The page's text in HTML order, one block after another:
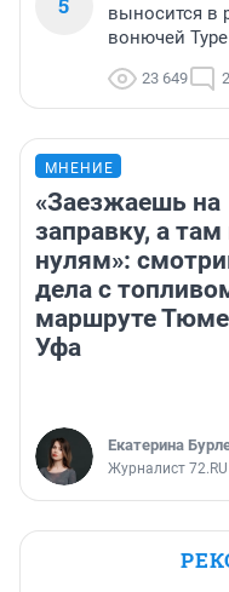
выносится в
вонючей
23 649
МНЕНИЕ
«Заезжаешь на
заправку, а там
нулям»:
дела с
маршруте
Уфа
Екатерина
Журналист 72.RU